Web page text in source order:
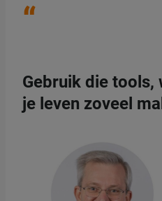
“
Gebruik die tools,
je leven zoveel